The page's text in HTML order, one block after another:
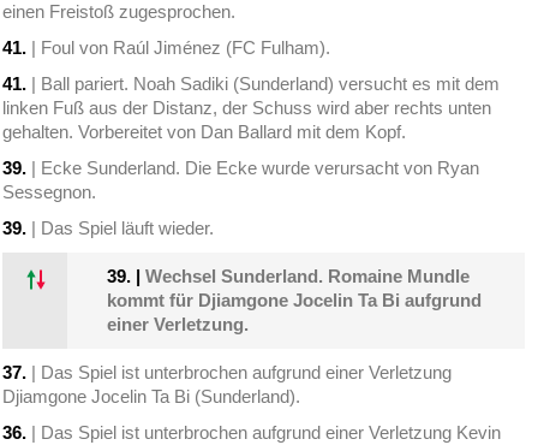
einen Freistoß zugesprochen.
41. | Foul von Raúl Jiménez (FC Fulham).
41. | Ball pariert. Noah Sadiki (Sunderland) versucht es mit dem
linken Fuß aus der Distanz, der Schuss wird aber rechts unten
gehalten. Vorbereitet von Dan Ballard mit dem Kopf.
39. | Ecke Sunderland. Die Ecke wurde verursacht von Ryan
Sessegnon.
39. | Das Spiel läuft wieder.
39. |Wechsel Sunderland. Romaine Mundle
kommt für Djiamgone Jocelin Ta Bi aufgrund
einer Verletzung.
37. | Das Spiel ist unterbrochen aufgrund einer Verletzung
Djiamgone Jocelin Ta Bi (Sunderland).
36. | Das Spiel ist unterbrochen aufgrund einer Verletzung Kevin